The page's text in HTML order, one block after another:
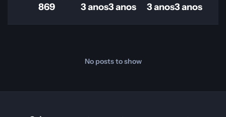
869 3 anos3 anos 3 anos3 anos
No posts to show